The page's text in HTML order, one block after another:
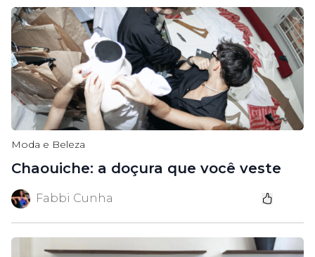
Moda e Beleza
Chaouiche: a doçura que você veste
Fabbi Cunha